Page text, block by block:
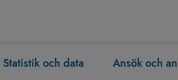
Statistik och data Ansök och